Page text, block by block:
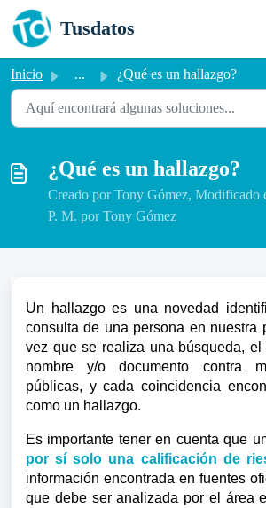
Saltar al contenido principal
Tusdatos
Inicio ... ¿Qué es un hallazgo?
¿Qué es un hallazgo?
Creado por Tony Gómez, Modificado
P. M. por Tony Gómez
Un hallazgo es una novedad
consulta de una persona en nuestra
vez que se realiza una búsqueda, el
nombre y/o documento contra
públicas, y cada coincidencia
como un hallazgo.
Es importante tener en cuenta que
por sí solo una calificación de
información encontrada en fuentes
que debe ser analizada por el área